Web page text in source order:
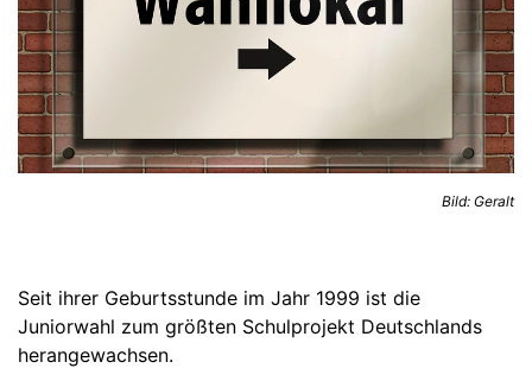
Wahlunterricht
SuSI-Förderunterricht
Partner & Kooperationen
Berufliche Orientierung
Bilingualer Sachfachunterricht
KOMPASS
Beratungsteam
Jugendsozialarbeit
Hilfe bei Depressionen
Elternbeirat
Über uns
Aktivitäten an der JWR
Förderverein
Bild: Geralt
Seit ihrer Geburtsstunde im Jahr 1999 ist die
Juniorwahl zum größten Schulprojekt Deutschlands
herangewachsen.